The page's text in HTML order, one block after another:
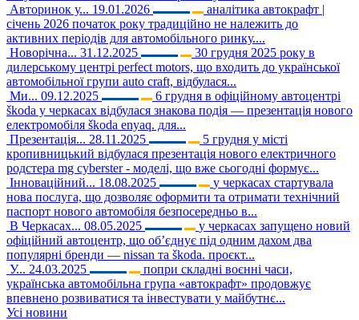
Авторинок у... 19.01.2026
аналітика автокрафт |
січень 2026 початок року традиційно не належить до
активних періодів для автомобільного ринку....
Новорічна... 31.12.2025
30 грудня 2025 року в
дилерському центрі perfect motors, що входить до української
автомобільної групи auto craft, відбулася...
Ми... 09.12.2025
6 грудня в офіційному автоцентрі
škoda у черкасах відбулася знакова подія — презентація нового
електромобіля škoda enyaq. для...
Презентація... 28.11.2025
5 грудня у місті
кропивницький відбулася презентація нового електричного
родстера mg cyberster - моделі, що вже сьогодні формує...
Інноваційний... 18.08.2025
у черкасах стартувала
нова послуга, що дозволяє оформити та отримати технічний
паспорт нового автомобіля безпосередньо в...
В Черкасах... 08.05.2025
у черкасах запущено новий
офіційний автоцентр, що об’єднує під одним дахом два
популярні бренди — nissan та škoda. проєкт...
У... 24.03.2025
попри складні воєнні часи,
українська автомобільна група «автокрафт» продовжує
впевнено розвиватися та інвестувати у майбутнє...
Усі новини